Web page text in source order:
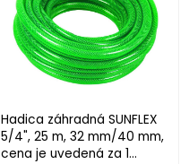
Hadica záhradná SUNFLEX
5/4", 25 m, 32 mm/40 mm,
cena je uvedená za 1